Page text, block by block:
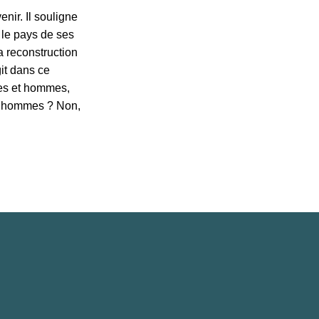
Il souligne
pays de ses
reconstruction
dans ce
et hommes,
? Non,